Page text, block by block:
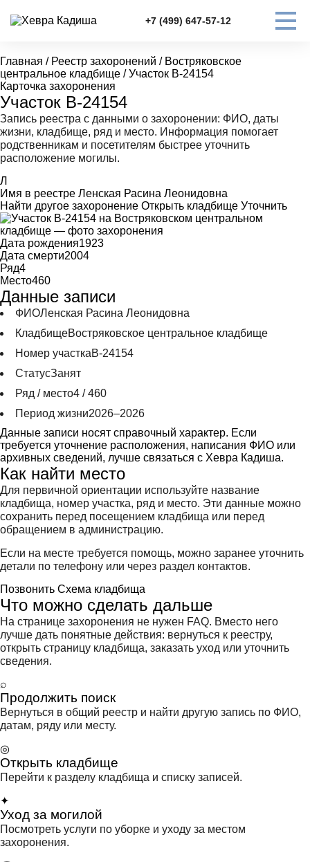
+7 (499) 647-57-12
Главная / Реестр захоронений / Востряковское
центральное кладбище / Участок В-24154
Карточка захоронения
Участок В-24154
Запись реестра с данными о захоронении: ФИО, даты
жизни, кладбище, ряд и место. Информация помогает
родственникам и посетителям быстрее уточнить
расположение могилы.
Л
Имя в реестре Ленская Расина Леонидовна
Найти другое захоронение Открыть кладбище Уточнить
Дата рождения1923
Дата смерти2004
Ряд4
Место460
Данные записи
ФИОЛенская Расина Леонидовна
КладбищеВостряковское центральное кладбище
Номер участкаВ-24154
СтатусЗанят
Ряд / место4 / 460
Период жизни2026–2026
Данные записи носят справочный характер. Если
требуется уточнение расположения, написания ФИО или
архивных сведений, лучше связаться с Хевра Кадиша.
Как найти место
Для первичной ориентации используйте название
кладбища, номер участка, ряд и место. Эти данные можно
сохранить перед посещением кладбища или перед
обращением в администрацию.
Если на месте требуется помощь, можно заранее уточнить
детали по телефону или через раздел контактов.
Позвонить Схема кладбища
Что можно сделать дальше
На странице захоронения не нужен FAQ. Вместо него
лучше дать понятные действия: вернуться к реестру,
открыть страницу кладбища, заказать уход или уточнить
сведения.
⌕
Продолжить поиск
Вернуться в общий реестр и найти другую запись по ФИО,
датам, ряду или месту.
◎
Открыть кладбище
Перейти к разделу кладбища и списку записей.
✦
Уход за могилой
Посмотреть услуги по уборке и уходу за местом
захоронения.